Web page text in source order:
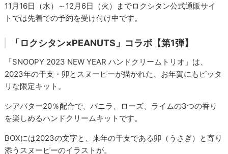
11月16日（水）～12月6日（火）までロクシタン公式通販サイ
トでは先着での予約を受け付け中です。
「ロクシタン×PEANUTS」コラボ【第1弾】
「SNOOPY 2023 NEW YEAR ハンドクリームトリオ」は、
2023年の干支・卯とスヌーピーが描かれた、お年賀にもピッタ
リな限定キット。
シアバター20％配合で、バニラ、ローズ、ライムの3つの香り
を楽しめるハンドクリームキットです。
BOXには2023の文字と、来年の干支である卯（うさぎ）と寄り
添うスヌーピーのイラストが。